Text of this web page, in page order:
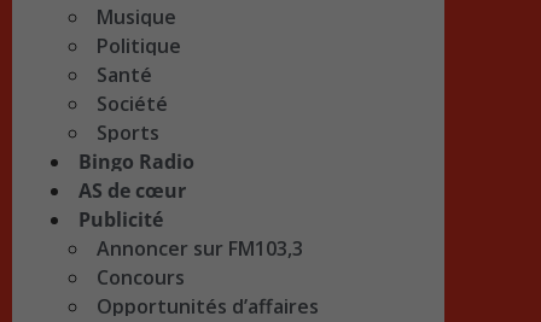
Musique
Politique
Santé
Société
Sports
Bingo Radio
AS de cœur
Publicité
Annoncer sur FM103,3
Concours
Opportunités d’affaires